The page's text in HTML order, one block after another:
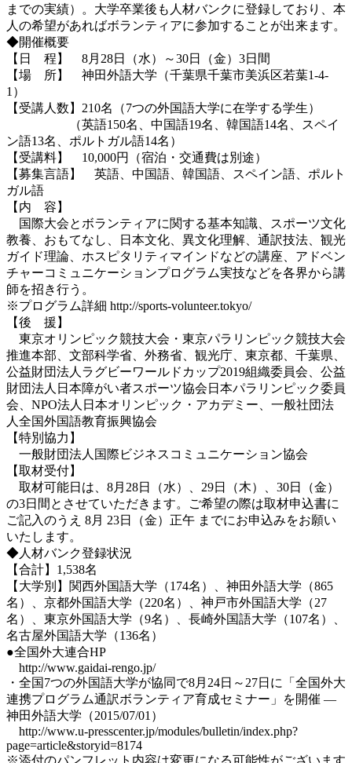
までの実績）。大学卒業後も人材バンクに登録しており、本
人の希望があればボランティアに参加することが出来ます。
◆開催概要
【日 程】 8月28日（水）～30日（金）3日間
【場 所】 神田外語大学（千葉県千葉市美浜区若葉1-4-
1）
【受講人数】210名（7つの外国語大学に在学する学生）
（英語150名、中国語19名、韓国語14名、スペイ
ン語13名、ポルトガル語14名）
【受講料】 10,000円（宿泊・交通費は別途）
【募集言語】 英語、中国語、韓国語、スペイン語、ポルト
ガル語
【内 容】
国際大会とボランティアに関する基本知識、スポーツ文化
教養、おもてなし、日本文化、異文化理解、通訳技法、観光
ガイド理論、ホスピタリティマインドなどの講座、アドベン
チャーコミュニケーションプログラム実技などを各界から講
師を招き行う。
※プログラム詳細 http://sports-volunteer.tokyo/
【後 援】
東京オリンピック競技大会・東京パラリンピック競技大会
推進本部、文部科学省、外務省、観光庁、東京都、千葉県、
公益財団法人ラグビーワールドカップ2019組織委員会、公益
財団法人日本障がい者スポーツ協会日本パラリンピック委員
会、NPO法人日本オリンピック・アカデミー、一般社団法
人全国外国語教育振興協会
【特別協力】
一般財団法人国際ビジネスコミュニケーション協会
【取材受付】
取材可能日は、8月28日（水）、29日（木）、30日（金）
の3日間とさせていただきます。ご希望の際は取材申込書に
ご記入のうえ 8月 23日（金）正午 までにお申込みをお願い
いたします。
◆人材バンク登録状況
【合計】1,538名
【大学別】関西外国語大学（174名）、神田外語大学（865
名）、京都外国語大学（220名）、神戸市外国語大学（27
名）、東京外国語大学（9名）、長崎外国語大学（107名）、
名古屋外国語大学（136名）
●全国外大連合HP
http://www.gaidai-rengo.jp/
・全国7つの外国語大学が協同で8月24日～27日に「全国外大
連携プログラム通訳ボランティア育成セミナー」を開催 —
神田外語大学（2015/07/01）
http://www.u-presscenter.jp/modules/bulletin/index.php?
page=article&storyid=8174
※添付のパンフレット内容は変更になる可能性がございます